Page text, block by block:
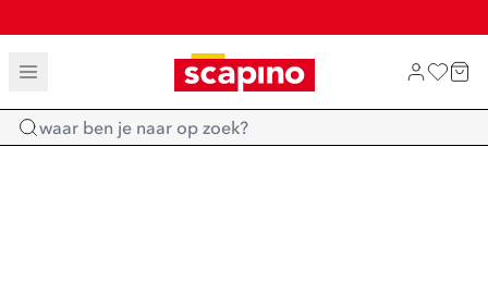
TOT 70% KORTING OP SALE
SHOP NIEUW
Home